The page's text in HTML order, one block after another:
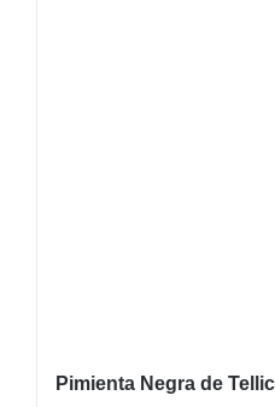
Pimienta Negra de